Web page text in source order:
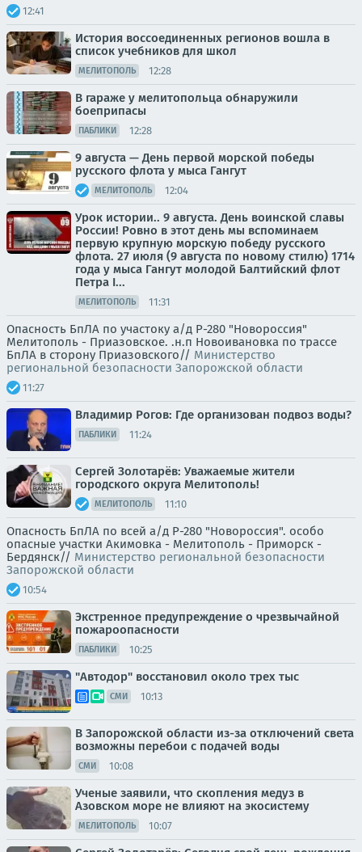
12:41
История воссоединенных регионов вошла в
список учебников для школ
МЕЛИТОПОЛЬ 12:28
В гараже у мелитопольца обнаружили
боеприпасы
ПАБЛИКИ 12:28
9 августа — День первой морской победы
русского флота у мыса Гангут
МЕЛИТОПОЛЬ 12:04
Урок истории.. 9 августа. День воинской славы
России! Ровно в этот день мы вспоминаем
первую крупную морскую победу русского
флота. 27 июля (9 августа по новому стилю) 1714
года у мыса Гангут молодой Балтийский флот
Петра I...
МЕЛИТОПОЛЬ 11:31
Опасность БпЛА по участоку а/д Р-280 "Новороссия"
Мелитополь - Приазовское. .н.п Новоивановка по трассе
БпЛА в сторону Приазовского// Министерство
региональной безопасности Запорожской области
11:27
Владимир Рогов: Где организован подвоз воды?
ПАБЛИКИ 11:24
Сергей Золотарёв: Уважаемые жители
городского округа Мелитополь!
МЕЛИТОПОЛЬ 11:10
Опасность БпЛА по всей а/д Р-280 "Новороссия". особо
опасные участки Акимовка - Мелитополь - Приморск -
Бердянск// Министерство региональной безопасности
Запорожской области
10:54
Экстренное предупреждение о чрезвычайной
пожароопасности
ПАБЛИКИ 10:25
"Автодор" восстановил около трех тыс
СМИ 10:13
В Запорожской области из-за отключений света
возможны перебои с подачей воды
СМИ 10:08
Ученые заявили, что скопления медуз в
Азовском море не влияют на экосистему
МЕЛИТОПОЛЬ 10:07